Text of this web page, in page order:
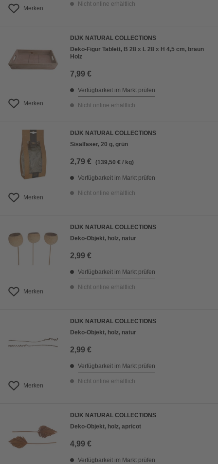
Merken
Nicht online erhältlich
Merken
DIJK NATURAL COLLECTIONS
Deko-Figur Tablett, B 28 x L 28 x H 4,5 cm, braun
Holz
7,99 €
Verfügbarkeit im Markt prüfen
Nicht online erhältlich
Merken
DIJK NATURAL COLLECTIONS
Sisalfaser, 20 g, grün
2,79 € (139,50 € / kg)
Verfügbarkeit im Markt prüfen
Nicht online erhältlich
Merken
DIJK NATURAL COLLECTIONS
Deko-Objekt, holz, natur
2,99 €
Verfügbarkeit im Markt prüfen
Nicht online erhältlich
Merken
DIJK NATURAL COLLECTIONS
Deko-Objekt, holz, natur
2,99 €
Verfügbarkeit im Markt prüfen
Nicht online erhältlich
DIJK NATURAL COLLECTIONS
Deko-Objekt, holz, apricot
4,99 €
Verfügbarkeit im Markt prüfen